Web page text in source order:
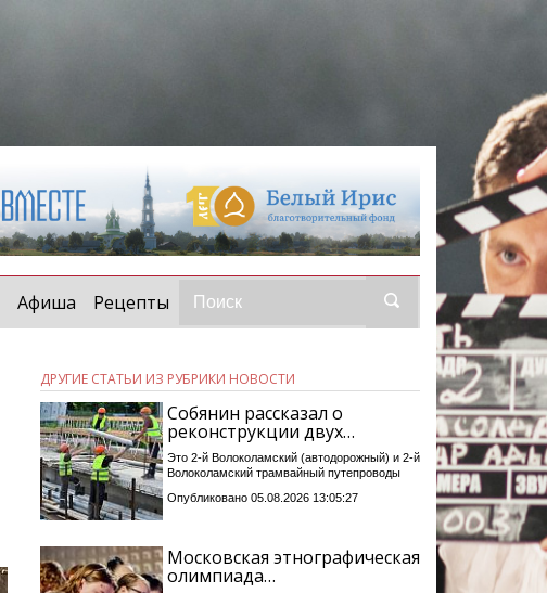
Афиша Рецепты
ДРУГИЕ СТАТЬИ ИЗ РУБРИКИ НОВОСТИ
Собянин рассказал о
реконструкции двух…
Это 2-й Волоколамский (автодорожный) и 2-й
Волоколамский трамвайный путепроводы
Опубликовано 05.08.2026 13:05:27
Московская этнографическая
олимпиада…